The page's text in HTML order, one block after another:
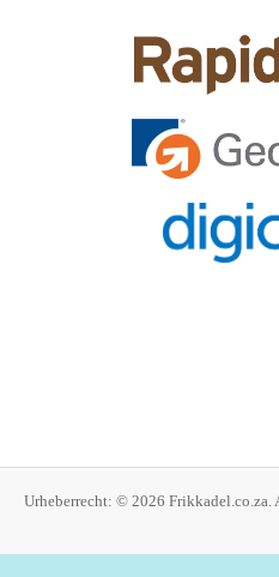
Urheberrecht: © 2026 Frikkadel.co.za.